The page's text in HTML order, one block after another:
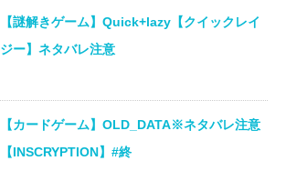
【謎解きゲーム】Quick+lazy【クイックレイ
ジー】ネタバレ注意
【カードゲーム】OLD_DATA※ネタバレ注意
【INSCRYPTION】#終